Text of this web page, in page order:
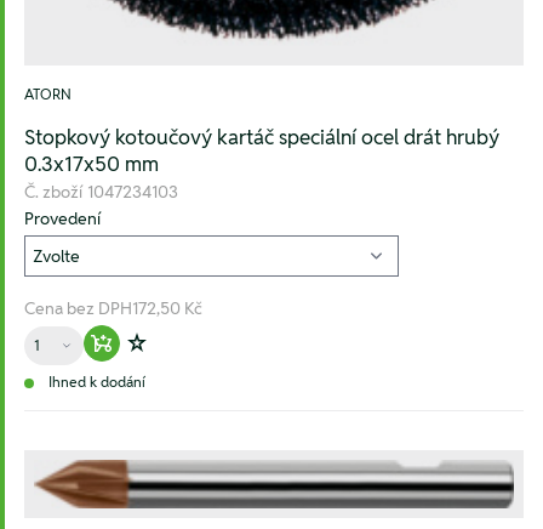
ATORN
Stopkový kotoučový kartáč speciální ocel drát hrubý
0.3x17x50 mm
Č. zboží 1047234103
Provedení
Cena bez DPH172,50 Kč
Množství
Warenkorb hinzufügen
Zur Wunschliste hinzufügen
Ihned k dodání